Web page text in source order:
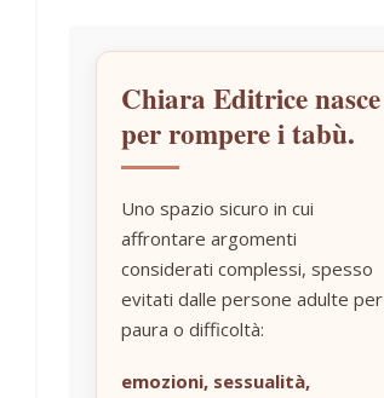
Chiara Editrice nasce
per rompere i tabù.
Uno spazio sicuro in cui
affrontare argomenti
considerati complessi, spesso
evitati dalle persone adulte per
paura o difficoltà:
emozioni, sessualità,